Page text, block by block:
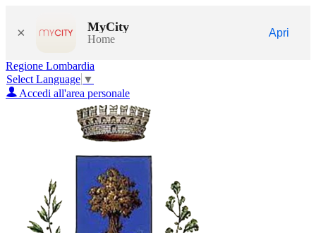
× MyCity
Home
Apri
Regione Lombardia
Select Language ▼
Accedi all'area personale